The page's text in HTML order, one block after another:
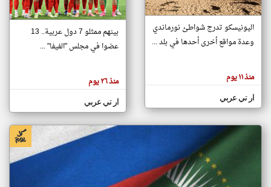
تغيير الدولة
اخبار جزر القمر على مدار الساعة
أهم اخبار جزر القمر العاجلة والمباشرة
هنا عن
وجهة
كاتبيها.
اليونيسكو تدرج شواطئ نورماندي
وعدة مواقع أخرى أحدها في بلد ...
منذ ١١ يوم
ار تي عربي
بينهم ممثلو 7 دول عربية.. 13
عضوا في مجلس "الفيفا" ...
منذ ٢٦ يوم
ار تي عربي
klyoum.com